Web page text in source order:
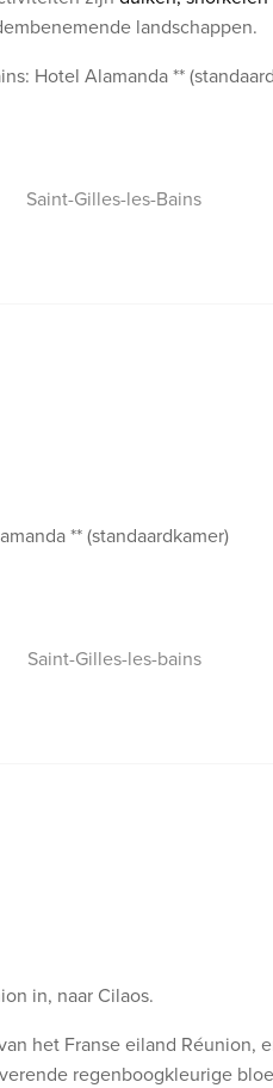
landschappen.
Hotel Alamanda **
Saint-Gilles-les-Bains
** (standaardkamer)
Saint-Gilles-les-bains
in, naar Cilaos.
het Franse eiland Réunion,
regenboogkleurige